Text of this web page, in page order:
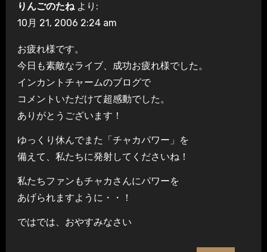
りんごのたね より:
10月 21, 2006 2:24 am
お疲れ様です。
今日も素敵なライブ、成功お疲れ様でした。
インカントチャームのブログで
コメントいただけて超感動でした。
ありがとうございます！
ゆっくり休んでまた「チャカパワー」を
備えて、私たちに発射してくださいね！
私たちファンもチャカさんにパワーを
あげられますように・・！
ではでは、おやすみなさい